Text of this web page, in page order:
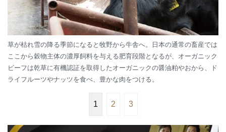
草が枯れ雪の降る季節になると牧野から牛舎へ。日本の通常の畜産では
ここから穀物主体の濃厚飼料を与える肥育段階となるが、オーガニック
ビーフは乾草に有機認証を取得したオーガニックの醤油粕やおから、ド
ライフルーツやナッツを食べ、豊かな肉をつける。
1 2 3